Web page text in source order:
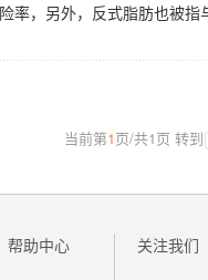
率，另外，反式脂肪也被指
当前第1页/共1页 转到
帮助中心 关注我们